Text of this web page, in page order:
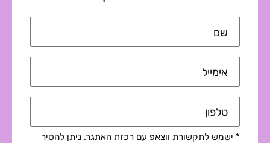
שם
אימייל
טלפון
* ישמש לתקשורת ווצאפ עם רכזת האתגר. ניתן להסיר